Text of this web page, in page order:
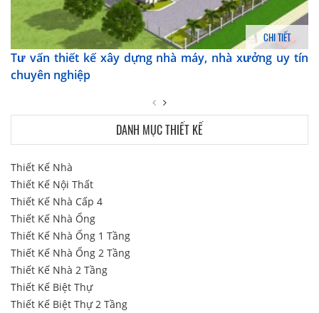
CHI TIẾT
Tư vấn thiết kế xây dựng nhà máy, nhà xưởng uy tín
chuyên nghiệp
DANH MỤC THIẾT KẾ
Thiết Kế Nhà
Thiết Kế Nội Thất
Thiết Kế Nhà Cấp 4
Thiết Kế Nhà Ống
Thiết Kế Nhà Ống 1 Tầng
Thiết Kế Nhà Ống 2 Tầng
Thiết Kế Nhà 2 Tầng
Thiết Kế Biệt Thự
Thiết Kế Biệt Thự 2 Tầng